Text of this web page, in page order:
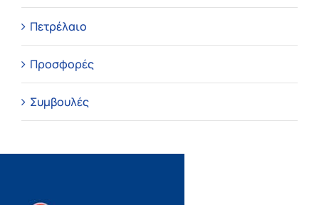
Πετρέλαιο
Προσφορές
Συμβουλές